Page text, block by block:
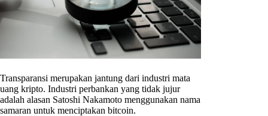
Transparansi merupakan jantung dari industri mata
uang kripto. Industri perbankan yang tidak jujur
adalah alasan Satoshi Nakamoto menggunakan nama
samaran untuk menciptakan bitcoin.